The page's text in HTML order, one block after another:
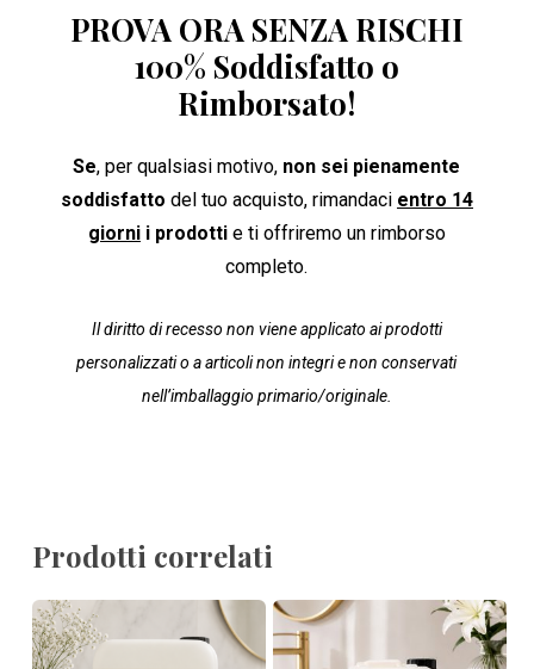
PROVA ORA SENZA RISCHI
100% Soddisfatto o
Rimborsato!
Se, per qualsiasi motivo, non sei pienamente
soddisfatto del tuo acquisto, rimandaci entro 14
giornii prodottie ti offriremo un rimborso
completo.
Il diritto di recesso non viene applicato ai prodotti
personalizzati o a articoli non integri e non conservati
nell’imballaggio primario/originale.
Prodotti correlati